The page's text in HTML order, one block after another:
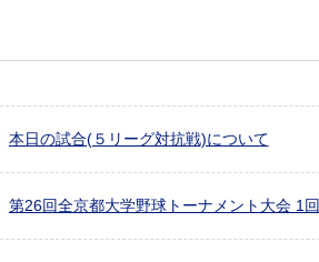
本日の試合(５リーグ対抗戦)について
第26回全京都大学野球トーナメント大会 1